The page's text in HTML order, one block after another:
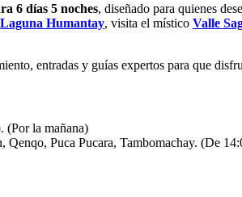
6 días 5 noches, diseñado para quienes
Laguna Humantay, visita el místico Valle
entradas y guías expertos para que
(Por la mañana)
Qenqo, Puca Pucara, Tambomachay. (De